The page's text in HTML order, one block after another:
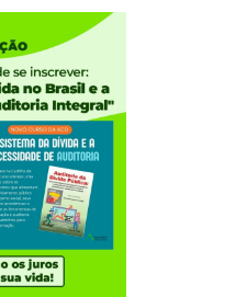
acima mencionado, para
de reais para o
o que se gasta em
Dessa forma, em
supera-se o
inteiro para o
Família